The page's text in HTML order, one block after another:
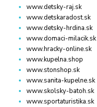
www.detsky-raj.sk
www.detskaradost.sk
www.detsky-hrdina.sk
www.domaci-milacik.sk
www.hracky-online.sk
www.kupelna.shop
www.stonshop.sk
www.sanita-kupelne.sk
www.skolsky-batoh.sk
www.sportaturistika.sk